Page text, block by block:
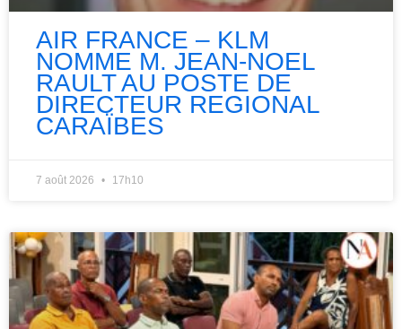
AIR FRANCE – KLM
NOMME M. JEAN-NOEL
RAULT AU POSTE DE
DIRECTEUR REGIONAL
CARAÏBES
7 août 2026 17h10